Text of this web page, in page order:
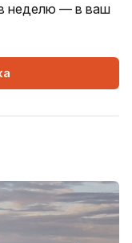
в неделю — в ваш